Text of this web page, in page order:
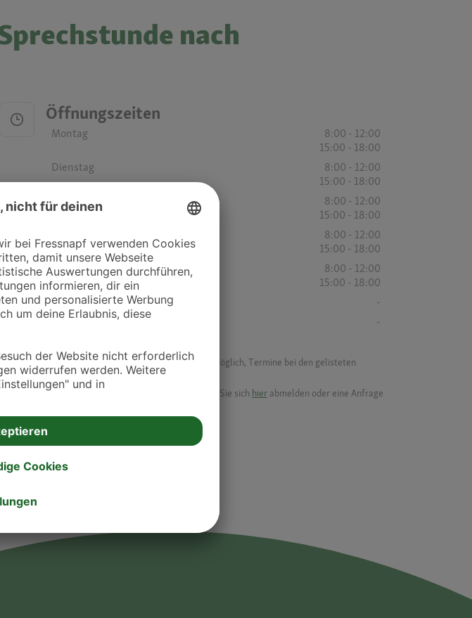
nach
Öffnungszeiten
Montag
8:00 - 12:00
15:00 - 18:00
Dienstag
8:00 - 12:00
15:00 - 18:00
Mittwoch
8:00 - 12:00
15:00 - 18:00
8:00 - 12:00
15:00 - 18:00
Freitag
8:00 - 12:00
15:00 - 18:00
Samstag
-
Sonntag
-
anzuzeigen. Über Dr. Fressnapf ist es nicht möglich, Termine bei den gelisteten
an die jeweilige Praxis oder Klinik.
werden oder Ihre Daten ändern möchten, können Sie sich hier abmelden oder eine Anfrage